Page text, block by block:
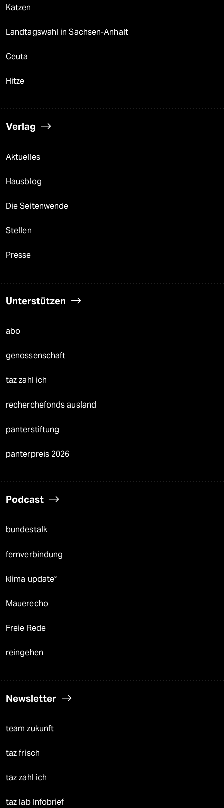
Katzen
Landtagswahl in Sachsen-Anhalt
Ceuta
Hitze
Verlag
Aktuelles
Hausblog
Die Seitenwende
Stellen
Presse
Unterstützen
abo
genossenschaft
taz zahl ich
recherchefonds ausland
panterstiftung
panterpreis 2026
Podcast
bundestalk
fernverbindung
klima update°
Mauerecho
Freie Rede
reingehen
Newsletter
team zukunft
taz frisch
taz zahl ich
taz lab Infobrief